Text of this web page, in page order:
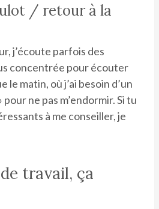
/ retour à la
j’écoute parfois des
concentrée pour écouter
le matin, où j’ai besoin d’un
pour ne pas m’endormir. Si tu
à me conseiller, je
travail, ça